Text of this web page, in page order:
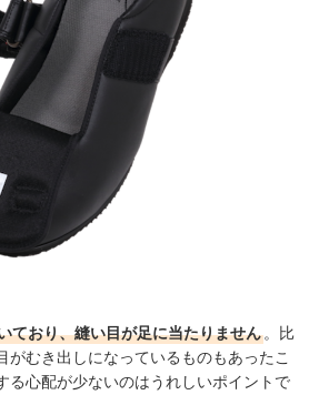
ており、縫い目が足に当たりません 。比
がむき出しになっているものもあったこ
る心配が少ないのはうれしいポイントで